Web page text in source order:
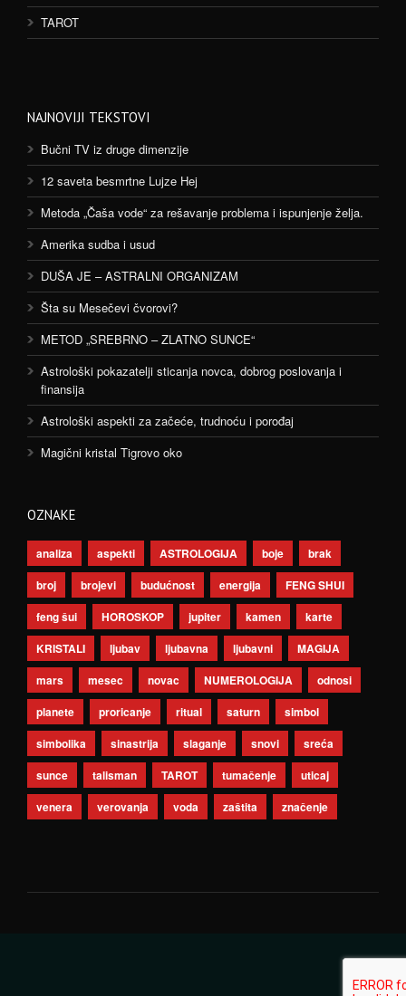
TAROT
NAJNOVIJI TEKSTOVI
Bučni TV iz druge dimenzije
12 saveta besmrtne Lujze Hej
Metoda „Čaša vode“ za rešavanje problema i ispunjenje želja.
Amerika sudba i usud
DUŠA JE – ASTRALNI ORGANIZAM
Šta su Mesečevi čvorovi?
METOD „SREBRNO – ZLATNO SUNCE“
Astrološki pokazatelji sticanja novca, dobrog poslovanja i
finansija
Astrološki aspekti za začeće, trudnoću i porođaj
Magični kristal Tigrovo oko
OZNAKE
analiza aspekti ASTROLOGIJA boje
brak
broj
brojevi budućnost energija
FENG SHUI
feng šui
HOROSKOP jupiter kamen
karte
KRISTALI
ljubav ljubavna ljubavni
MAGIJA
mars
mesec novac NUMEROLOGIJA
odnosi
planete
proricanje ritual saturn
simbol
simbolika
sinastrija slaganje snovi
sreća
sunce
talisman TAROT tumačenje
uticaj
venera
verovanja voda zaštita značenje